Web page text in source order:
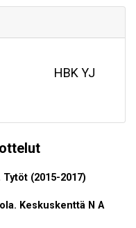
HBK YJ
Tytöt (2015-2017)
Keskuskenttä N A